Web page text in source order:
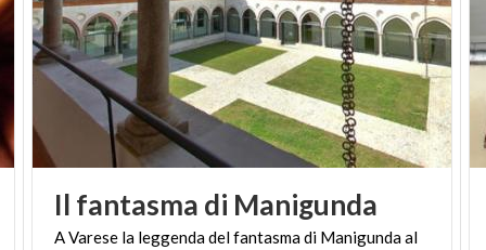
Il fantasma di Manigunda
AVarese la leggendadelfantasmadi Manigundaal